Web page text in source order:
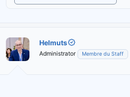
Helmuts
Administrator Membre du Staff